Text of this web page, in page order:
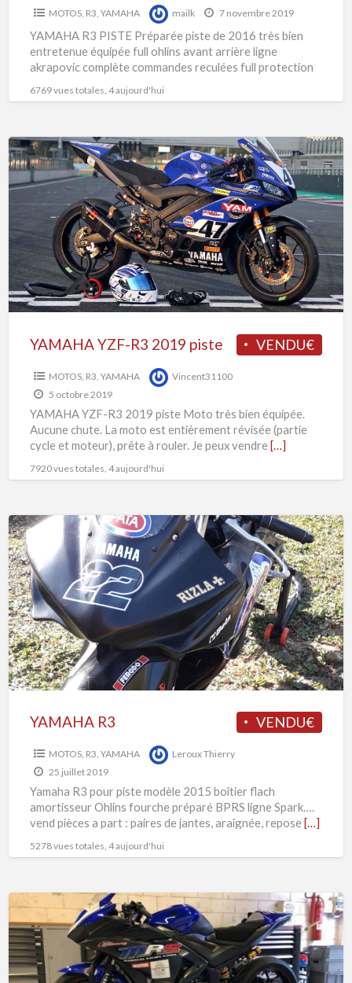
MOTOS, R3, YAMAHA mailk 7 novembre 2019
YAMAHA R3 PISTE Préparée piste de 2016 très bien
entretenue équipée full ohlins avant arrière ligne
akrapovic complète commandes reculées full protection
6769 vues totales, 4 aujourd'hui
YAMAHA
YZF-
R3
2019
piste
VENDU€
YAMAHA YZF-R3 2019 piste
MOTOS, R3 YAMAHA
Vincent31100
5 octobre 2019
YAMAHA YZF-R3 2019 piste Moto très bien équipée.
Aucune chute. La moto est entièrement révisée (partie
cycle et moteur), prête à rouler. Je peux vendre […]
7920 vues totales, 4 aujourd'hui
YAMAHA
R3
VENDU€
YAMAHA R3
MOTOS, R3, YAMAHA
Leroux Thierry
25 juillet 2019
Yamaha R3 pour piste modèle 2015 boîtier flach
amortisseur Ohlins fourche préparé BPRS ligne Spark….
vend pièces a part : paires de jantes, araignée, repose […]
5278 vues totales, 4 aujourd'hui
YAMAHA
R300
2018